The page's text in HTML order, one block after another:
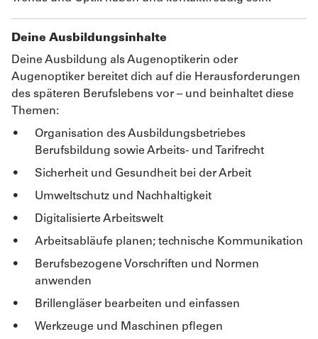
Deine Ausbildungsinhalte
Deine Ausbildung als Augenoptikerin oder
Augenoptiker bereitet dich auf die Herausforderungen
des späteren Berufslebens vor – und beinhaltet diese
Themen:
Organisation des Ausbildungsbetriebes
Berufsbildung sowie Arbeits- und Tarifrecht
Sicherheit und Gesundheit bei der Arbeit
Umweltschutz und Nachhaltigkeit
Digitalisierte Arbeitswelt
Arbeitsabläufe planen; technische Kommunikation
Berufsbezogene Vorschriften und Normen
anwenden
Brillengläser bearbeiten und einfassen
Werkzeuge und Maschinen pflegen